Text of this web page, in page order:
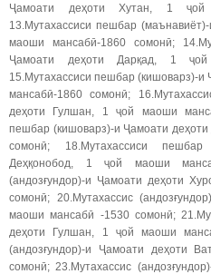
Ҷамоати деҳоти Хутан, 1 ҷой
13.Мутахассиси пешбар
маоши мансабӣ-1860 сомонӣ;
Ҷамоати деҳоти Дарқад, 1
15.Мутахассиси пешбар (кишоварз)-
мансабӣ-1860 сомонӣ;
деҳоти Гулшан, 1 ҷой маоши
пешбар (кишоварз)-и Ҷамоати
сомонӣ; 18.Мутахассиси
Деҳқонобод, 1 ҷой маоши
(андозғундор)-и Ҷамоати деҳоти
сомонӣ; 20.Мутахассис
маоши мансабӣ -1530 сомонӣ;
деҳоти Гулшан, 1 ҷой маоши
(андозғундор)-и Ҷамоати деҳоти
сомонӣ; 23.Мутахассис